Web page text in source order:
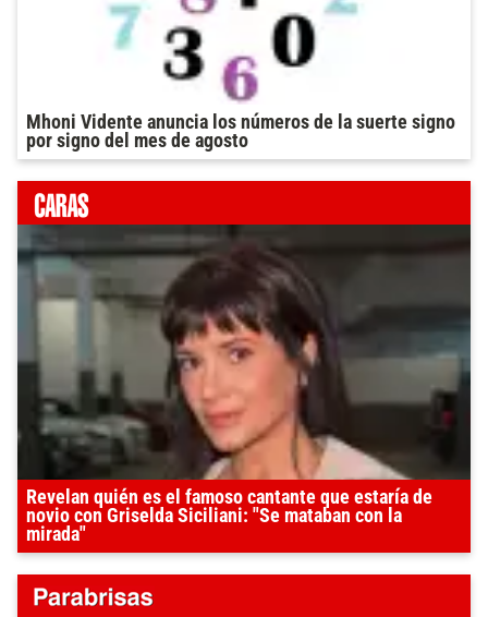
Mhoni Vidente anuncia los números de la suerte signo
por signo del mes de agosto
Revelan quién es el famoso cantante que estaría de
novio con Griselda Siciliani: "Se mataban con la
mirada"